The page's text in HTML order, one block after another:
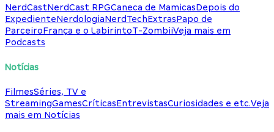
NerdCastNerdCast RPGCaneca de MamicasDepois do
ExpedienteNerdologiaNerdTechExtrasPapo de
ParceiroFrança e o LabirintoT-ZombiiVeja mais em
Podcasts
Notícias
FilmesSéries, TV e
StreamingGamesCríticasEntrevistasCuriosidades e etc.Veja
mais em Notícias